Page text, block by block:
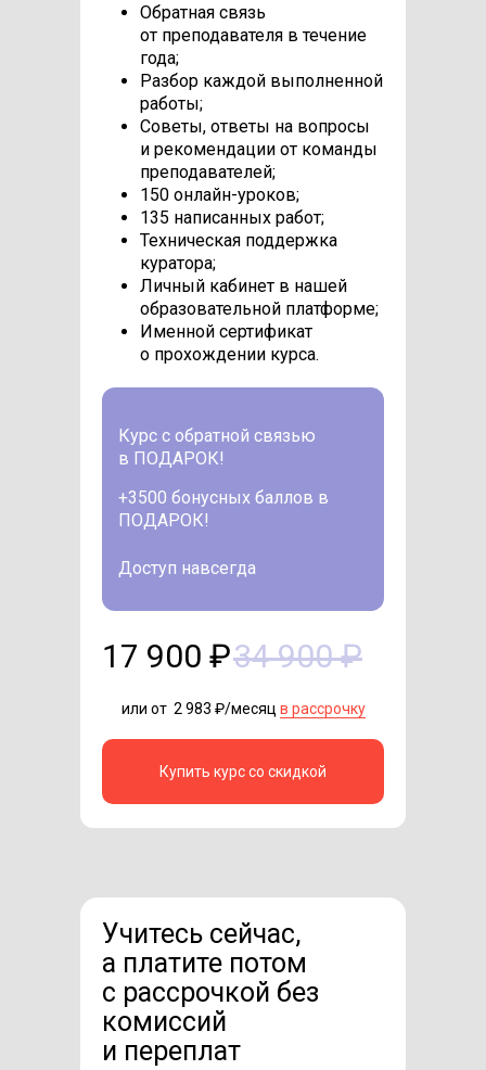
Курс с обратной связью
в ПОДАРОК!
Обратная связь
от преподавателя в течение
года;
Разбор каждой выполненной
работы;
Советы, ответы на вопросы
и рекомендации от команды
преподавателей;
150 онлайн-уроков;
135 написанных работ;
Техническая поддержка
куратора;
Личный кабинет в нашей
образовательной платформе;
Именной сертификат
о прохождении курса.
или от 2 983 ₽/месяц в рассрочку
34 900 ₽
17 900 ₽
Купить курс со скидкой
+3500 бонусных баллов в
ПОДАРОК!
Доступ навсегда
Учитесь сейчас,
а платите потом
с рассрочкой без
комиссий
и переплат